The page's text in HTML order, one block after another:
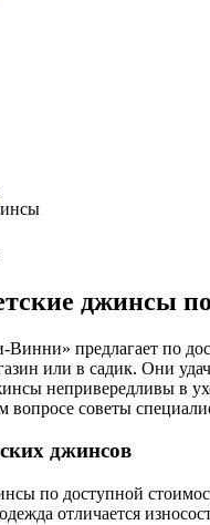
джинсы
предлагает по
или в садик. Они
непривередливы в
вопросе советы
джинсов
по доступной
отличается